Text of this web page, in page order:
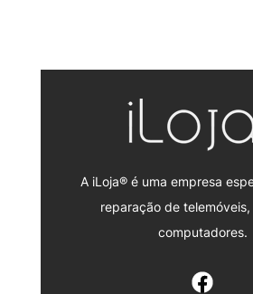
A iLoja® é uma empresa
reparação de
computadores.